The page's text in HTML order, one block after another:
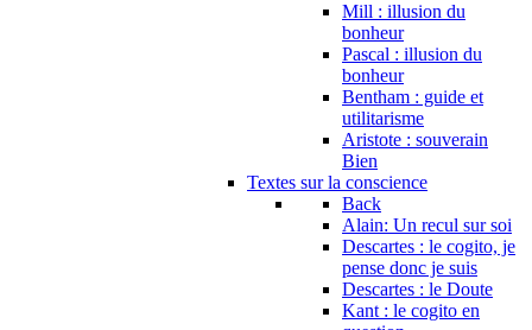
Mill : illusion du
bonheur
Pascal : illusion du
bonheur
Bentham : guide et
utilitarisme
Aristote : souverain
Bien
Textes sur la conscience
Back
Alain: Un recul sur soi
Descartes : le cogito, je
pense donc je suis
Descartes : le Doute
Kant : le cogito en